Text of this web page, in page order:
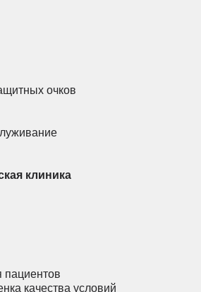
очков
клиника
качества условий